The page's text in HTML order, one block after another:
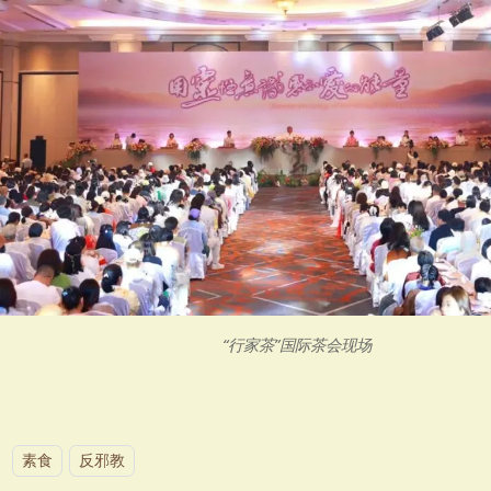
“行家茶”国际茶会现场
素食 反邪教